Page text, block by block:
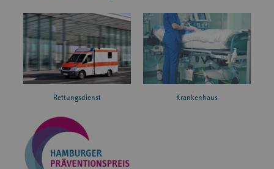
Rettungsdienst Krankenhaus